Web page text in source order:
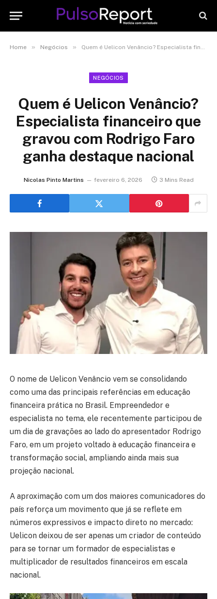
Home » Negócios » Quem é Uelicon Venâncio? Especialista financeiro que gravou com Rodrigo Faro ganha destaque nacional
NEGÓCIOS
Quem é Uelicon Venâncio?
Especialista financeiro que
gravou com Rodrigo Faro
ganha destaque nacional
Nicolas Pinto Martins fevereiro 6, 2026 3 Mins Read
O nome de Uelicon Venâncio vem se consolidando
como uma das principais referências em educação
financeira prática no Brasil. Empreendedor e
especialista no tema, ele recentemente participou de
um dia de gravações ao lado do apresentador Rodrigo
Faro, em um projeto voltado à educação financeira e
transformação social, ampliando ainda mais sua
projeção nacional.
A aproximação com um dos maiores comunicadores do
país reforça um movimento que já se reflete em
números expressivos e impacto direto no mercado:
Uelicon deixou de ser apenas um criador de conteúdo
para se tornar um formador de especialistas e
multiplicador de resultados financeiros em escala
nacional.